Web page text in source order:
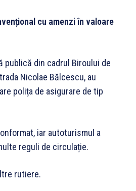
cu amenzi în valoare
publică din cadrul Biroului de
Nicolae Bălcescu, au
polița de asigurare de tip
iar autoturismul a
reguli de circulație.
rutiere.